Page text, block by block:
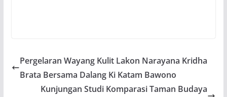
Pergelaran Wayang Kulit Lakon Narayana Kridha
Brata Bersama Dalang Ki Katam Bawono
Kunjungan Studi Komparasi Taman Budaya